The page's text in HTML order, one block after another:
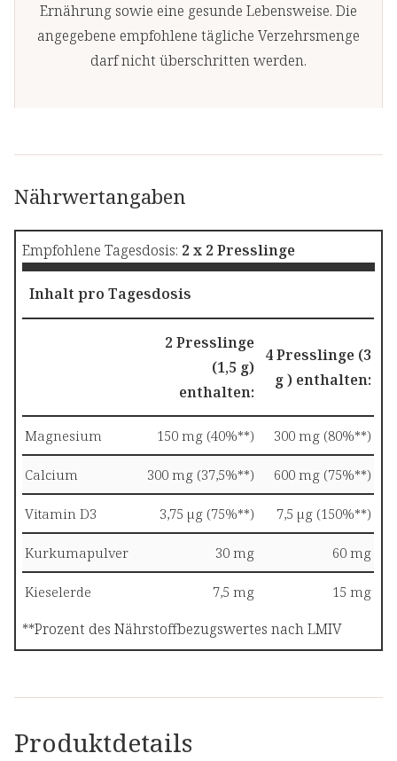
Ernährung sowie eine gesunde Lebensweise. Die
angegebene empfohlene tägliche Verzehrsmenge
darf nicht überschritten werden.
Produktdetails
Nährwertangaben
Empfohlene Tagesdosis: 2 x 2 Presslinge
Inhalt pro Tagesdosis
2 Presslinge
(1,5 g)
enthalten:
4 Presslinge (3
g ) enthalten:
Magnesium 150 mg (40%**) 300 mg (80%**)
Calcium 300 mg (37,5%**) 600 mg (75%**)
Vitamin D3 3,75 µg (75%**) 7,5 µg (150%**)
Kurkumapulver 30 mg 60 mg
Kieselerde 7,5 mg 15 mg
**Prozent des Nährstoffbezugswertes nach LMIV